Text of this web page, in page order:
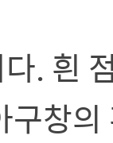
. 흰
구창